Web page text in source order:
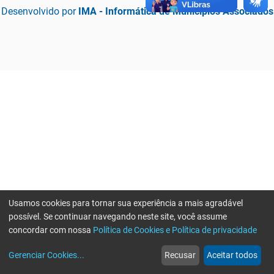
Desenvolvido por IMA - Informática de Municípios Associados
web
Notícias
more_horiz
Mais
Usamos cookies para tornar sua experiência a mais agradável
possível. Se continuar navegando neste site, você assume
concordar com nossa Política de Cookies e Política de privacidade
Gerenciar Cookies... Recusar Aceitar todos
Erro ao enviar informações, por favor tente novamente